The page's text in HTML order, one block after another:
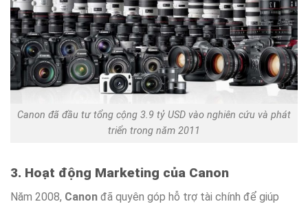
Canon đã đầu tư tổng cộng 3.9 tỷ USD vào nghiên cứu và phát
triển trong năm 2011
3. Hoạt động Marketing của Canon
Năm 2008, Canon đã quyên góp hỗ trợ tài chính để giúp